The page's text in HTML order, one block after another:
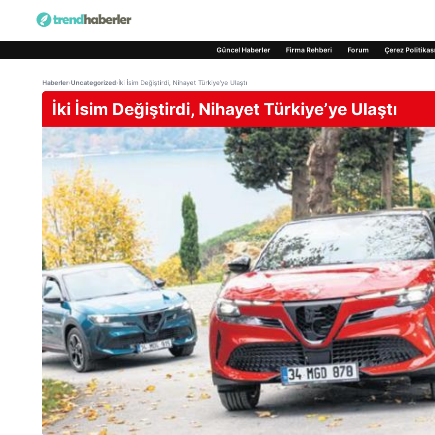
Güncel Haberler Firma Rehberi Forum Çerez Politikası
Haberler›Uncategorized›İki İsim Değiştirdi, Nihayet Türkiye’ye Ulaştı
İki İsim Değiştirdi, Nihayet Türkiye’ye Ulaştı